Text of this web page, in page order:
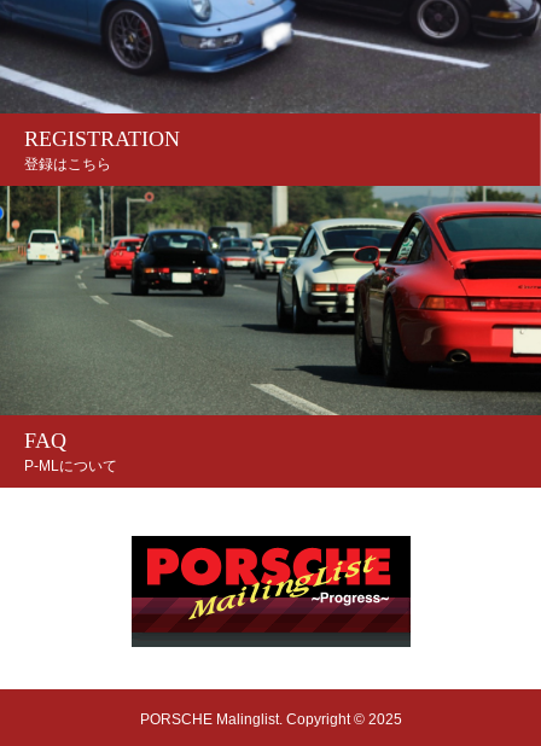
REGISTRATION
登録はこちら
FAQ
P-MLについて
PORSCHE Malinglist. Copyright © 2025